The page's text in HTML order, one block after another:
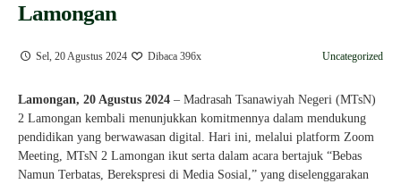
Lamongan
Sel, 20 Agustus 2024 Dibaca 396x Uncategorized
Lamongan, 20 Agustus 2024 – Madrasah Tsanawiyah Negeri (MTsN)
2 Lamongan kembali menunjukkan komitmennya dalam mendukung
pendidikan yang berwawasan digital. Hari ini, melalui platform Zoom
Meeting, MTsN 2 Lamongan ikut serta dalam acara bertajuk “Bebas
Namun Terbatas, Berekspresi di Media Sosial,” yang diselenggarakan